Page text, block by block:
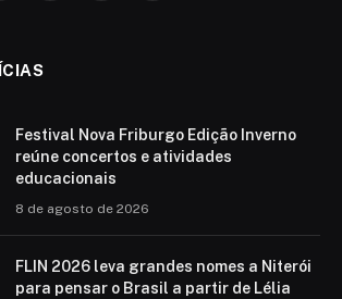
Festival Nova Friburgo Edição Inverno
reúne concertos e atividades
educacionais
8 de agosto de 2026
FLIN 2026 leva grandes nomes a Niterói
para pensar o Brasil a partir de Lélia